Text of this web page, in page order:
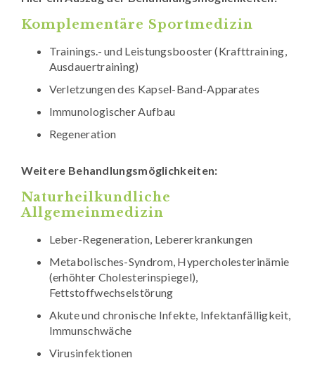
Komplementäre Sportmedizin
Trainings.- und Leistungsbooster (Krafttraining,
Ausdauertraining)
Verletzungen des Kapsel-Band-Apparates
Immunologischer Aufbau
Regeneration
Weitere Behandlungsmöglichkeiten:
Naturheilkundliche
Allgemeinmedizin
Leber-Regeneration, Lebererkrankungen
Metabolisches-Syndrom, Hypercholesterinämie
(erhöhter Cholesterinspiegel),
Fettstoffwechselstörung
Akute und chronische Infekte, Infektanfälligkeit,
Immunschwäche
Virusinfektionen